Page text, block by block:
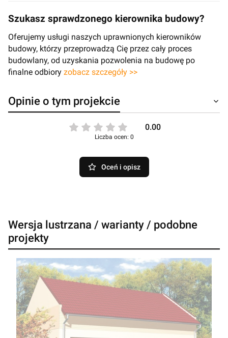
Szukasz sprawdzonego kierownika budowy?
Oferujemy usługi naszych uprawnionych kierowników
budowy, którzy przeprowadzą Cię przez cały proces
budowlany, od uzyskania pozwolenia na budowę po
finalne odbiory zobacz szczegóły >>
Opinie o tym projekcie
0.00
Liczba ocen: 0
Oceń i opisz
Wersja lustrzana / warianty / podobne
projekty